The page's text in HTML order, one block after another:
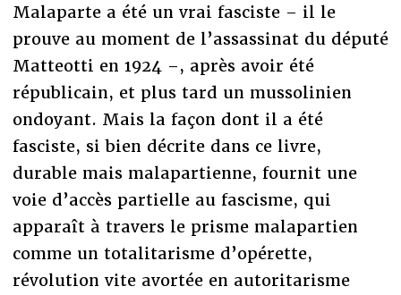
Malaparte a été un vrai fasciste – il le
prouve au moment de l’assassinat du député
Matteotti en 1924 –, après avoir été
républicain, et plus tard un mussolinien
ondoyant. Mais la façon dont il a été
fasciste, si bien décrite dans ce livre,
durable mais malapartienne, fournit une
voie d’accès partielle au fascisme, qui
apparaît à travers le prisme malapartien
comme un totalitarisme d’opérette,
révolution vite avortée en autoritarisme